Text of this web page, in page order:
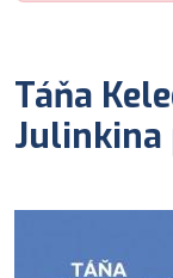
Táňa
Julinkina